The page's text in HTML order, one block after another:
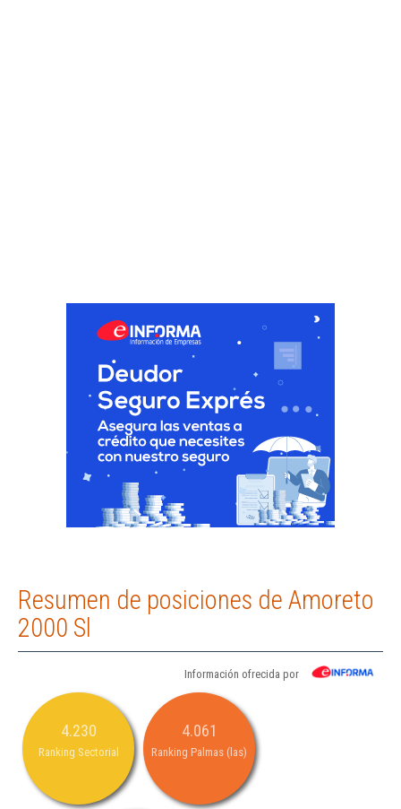
Resumen de posiciones de Amoreto
2000 Sl
Información ofrecida por
4.230
Ranking Sectorial
4.061
Ranking Palmas (las)